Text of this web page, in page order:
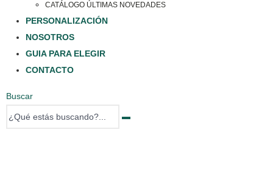
CATÁLOGO ÚLTIMAS NOVEDADES
PERSONALIZACIÓN
NOSOTROS
GUIA PARA ELEGIR
CONTACTO
Buscar